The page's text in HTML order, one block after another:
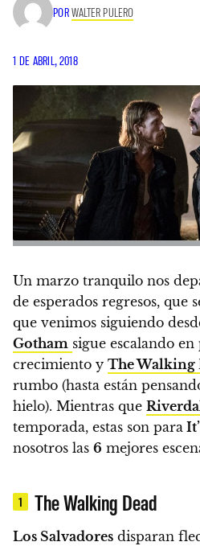
PORWALTER PULERO
1 DE ABRIL, 2018
Un marzo tranquilo nos
de esperados regresos, que
que venimos siguiendo
Gotham sigue escalando
crecimiento y The Walking
rumbo (hasta están
hielo). Mientras que
temporada, estas son para
nosotros las 6 mejores
1 The Walking Dead
Los Salvadores disparan